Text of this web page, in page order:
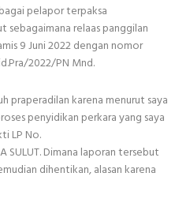
pelapor terpaksa
sebagaimana relaas panggilan
9 Juni 2022 dengan nomor
2022/PN Mnd.
praperadilan karena menurut saya
penyidikan perkara yang saya
LP No.
SULUT. Dimana laporan tersebut
dihentikan, alasan karena